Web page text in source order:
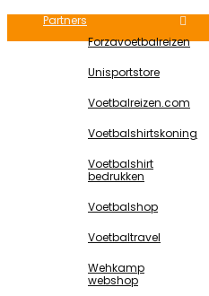
Partners
Forzavoetbalreizen
Unisportstore
Voetbalreizen.com
Voetbalshirtskoning
Voetbalshirt
bedrukken
Voetbalshop
Voetbaltravel
Wehkamp
webshop